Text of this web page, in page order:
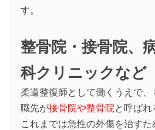
す。
整骨院・接骨院、
科クリニックなど
柔道整復師として働くうえで
職先が接骨院や整骨院と呼ばれ
これまでは急性の外傷を治す